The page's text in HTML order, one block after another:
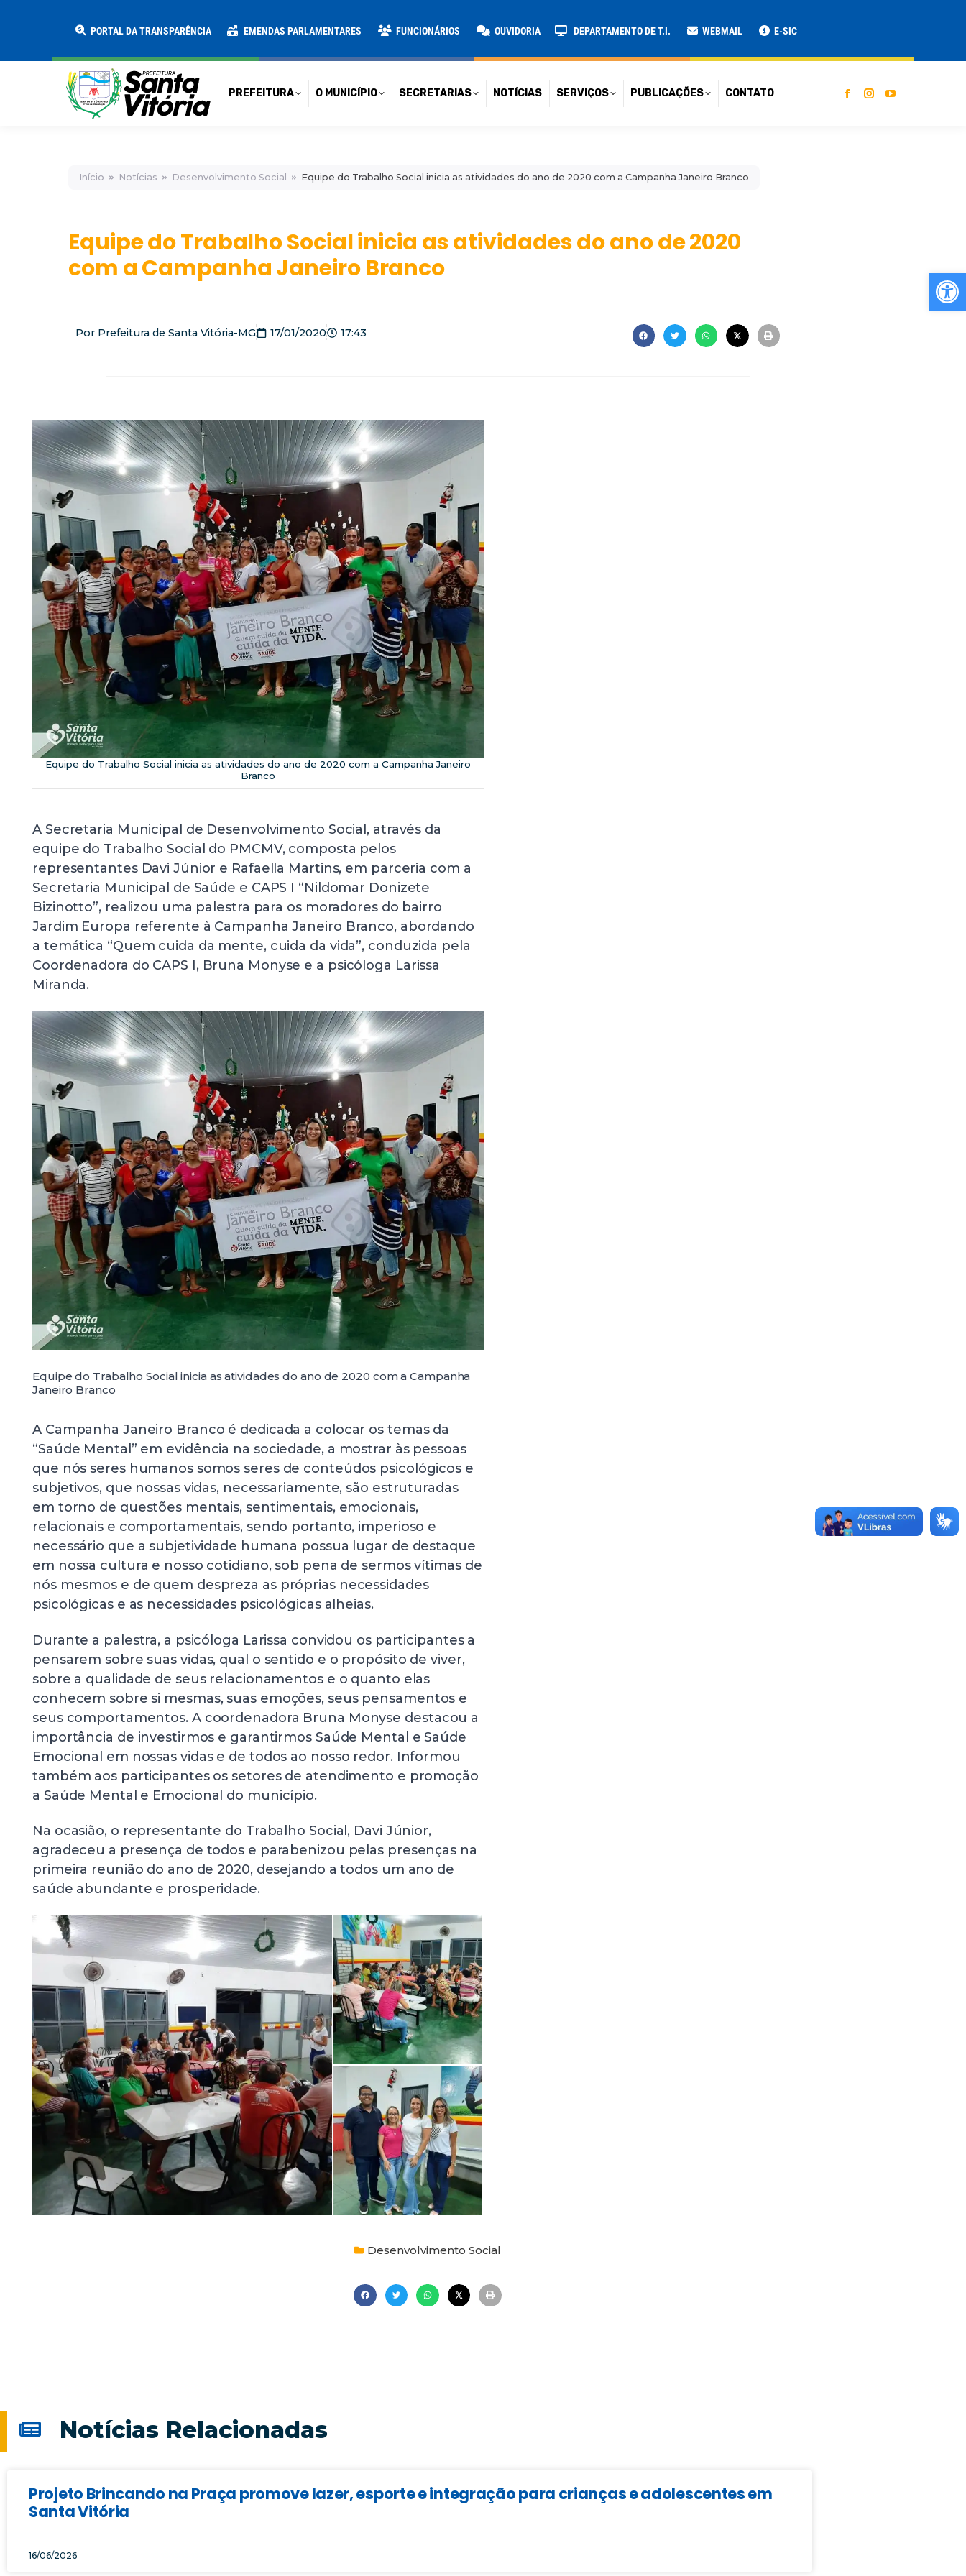
PORTAL DA TRANSPARÊNCIA EMENDAS PARLAMENTARES FUNCIONÁRIOS OUVIDORIA DEPARTAMENTO DE T.I. WEBMAIL E-SIC
PREFEITURA O MUNICÍPIO SECRETARIAS NOTÍCIAS SERVIÇOS PUBLICAÇÕES CONTATO
Início Notícias Desenvolvimento Social Equipe do Trabalho Social inicia as atividades do ano de 2020 com a Campanha Janeiro Branco
Equipe do Trabalho Social inicia as atividades do ano de 2020
com a Campanha Janeiro Branco
Por Prefeitura de Santa Vitória-MG 17/01/2020 17:43
Equipe do Trabalho Social inicia as atividades do ano de 2020 com a Campanha Janeiro
Branco
A Secretaria Municipal de Desenvolvimento Social, através da
equipe do Trabalho Social do PMCMV, composta pelos
representantes Davi Júnior e Rafaella Martins, em parceria com a
Secretaria Municipal de Saúde e CAPS I “Nildomar Donizete
Bizinotto”, realizou uma palestra para os moradores do bairro
Jardim Europa referente à Campanha Janeiro Branco, abordando
a temática “Quem cuida da mente, cuida da vida”, conduzida pela
Coordenadora do CAPS I, Bruna Monyse e a psicóloga Larissa
Miranda.
Equipe do Trabalho Social inicia as atividades do ano de 2020 com a Campanha
Janeiro Branco
A Campanha Janeiro Branco é dedicada a colocar os temas da
“Saúde Mental” em evidência na sociedade, a mostrar às pessoas
que nós seres humanos somos seres de conteúdos psicológicos e
subjetivos, que nossas vidas, necessariamente, são estruturadas
em torno de questões mentais, sentimentais, emocionais,
relacionais e comportamentais, sendo portanto, imperioso e
necessário que a subjetividade humana possua lugar de destaque
em nossa cultura e nosso cotidiano, sob pena de sermos vítimas de
nós mesmos e de quem despreza as próprias necessidades
psicológicas e as necessidades psicológicas alheias.
Durante a palestra, a psicóloga Larissa convidou os participantes a
pensarem sobre suas vidas, qual o sentido e o propósito de viver,
sobre a qualidade de seus relacionamentos e o quanto elas
conhecem sobre si mesmas, suas emoções, seus pensamentos e
seus comportamentos. A coordenadora Bruna Monyse destacou a
importância de investirmos e garantirmos Saúde Mental e Saúde
Emocional em nossas vidas e de todos ao nosso redor. Informou
também aos participantes os setores de atendimento e promoção
a Saúde Mental e Emocional do município.
Na ocasião, o representante do Trabalho Social, Davi Júnior,
agradeceu a presença de todos e parabenizou pelas presenças na
primeira reunião do ano de 2020, desejando a todos um ano de
saúde abundante e prosperidade.
Desenvolvimento Social
Notícias Relacionadas
Projeto Brincando na Praça promove lazer, esporte e integração para crianças e adolescentes em
Santa Vitória
16/06/2026